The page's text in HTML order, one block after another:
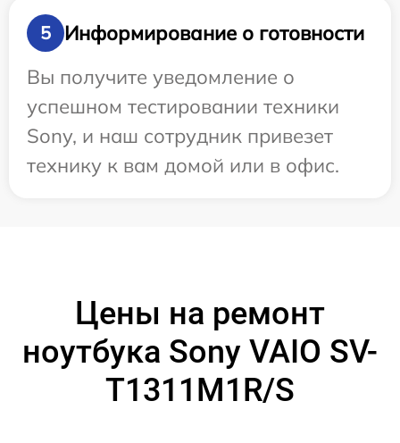
5
Информирование о готовности
Вы получите уведомление о
успешном тестировании техники
Sony, и наш сотрудник привезет
технику к вам домой или в офис.
Цены на ремонт
ноутбука Sony VAIO SV-
T1311M1R/S